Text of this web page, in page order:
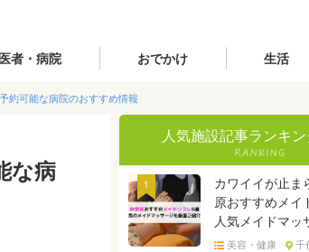
者・病院 おでかけ 生活
約可能な病院のおすすめ情報
な病
人気施設記事ランキ
1
カワイイが止ま
原おすすめメ
人気メイドマッ
美容・健康
千